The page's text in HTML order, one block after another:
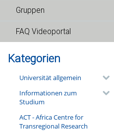
Gruppen
FAQ Videoportal
Kategorien
Universität allgemein
Informationen zum
Studium
ACT - Africa Centre for
Transregional Research